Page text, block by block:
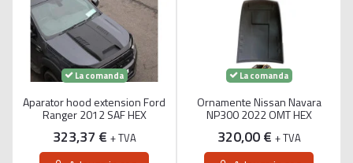
La comanda
Aparator hood extension Ford
Ranger 2012 SAF HEX
323,37 € + TVA
La comanda
Ornamente Nissan Navara
NP300 2022 OMT HEX
320,00 € + TVA